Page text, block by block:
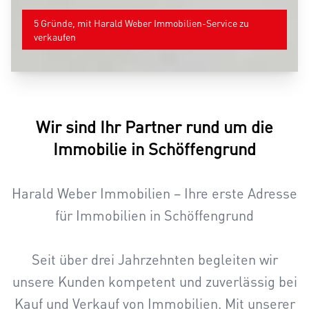
5 Gründe, mit Harald Weber Immobilien-Service zu
verkaufen
Wir sind Ihr Partner rund um die
Immobilie in Schöffengrund
Harald Weber Immobilien – Ihre erste Adresse
für Immobilien in Schöffengrund
Seit über drei Jahrzehnten begleiten wir
unsere Kunden kompetent und zuverlässig bei
Kauf und Verkauf von Immobilien. Mit unserer